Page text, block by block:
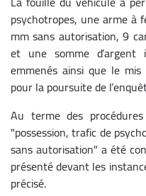
psychotropes, une arme à
mm sans autorisation, 9
et une somme
emmenés ainsi que le
pour la poursuite de
Au terme des
"possession, trafic de
sans autorisation" a été
présenté devant les
précisé.